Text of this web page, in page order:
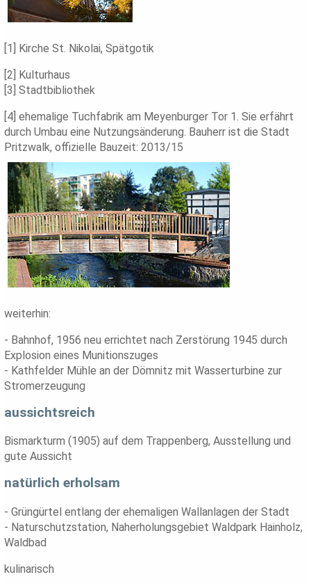
[1] Kirche St. Nikolai, Spätgotik
[2] Kulturhaus
[3] Stadtbibliothek
[4] ehemalige Tuchfabrik am Meyenburger Tor 1. Sie erfährt
durch Umbau eine Nutzungsänderung. Bauherr ist die Stadt
Pritzwalk, offizielle Bauzeit: 2013/15
weiterhin:
- Bahnhof, 1956 neu errichtet nach Zerstörung 1945 durch
Explosion eines Munitionszuges
- Kathfelder Mühle an der Dömnitz mit Wasserturbine zur
Stromerzeugung
aussichtsreich
Bismarkturm (1905) auf dem Trappenberg, Ausstellung und
gute Aussicht
natürlich erholsam
- Grüngürtel entlang der ehemaligen Wallanlagen der Stadt
- Naturschutzstation, Naherholungsgebiet Waldpark Hainholz,
Waldbad
kulinarisch